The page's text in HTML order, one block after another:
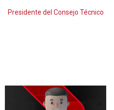
Presidente del Consejo Técnico